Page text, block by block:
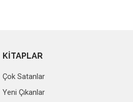
KİTAPLAR
Çok Satanlar
Yeni Çıkanlar